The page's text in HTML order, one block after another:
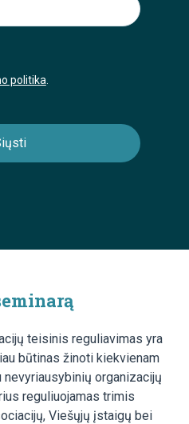
politika
teisinis reguliavimas yra
būtinas žinoti kiekvienam
organizacijų
reguliuojamas trimis
Viešųjų įstaigų bei